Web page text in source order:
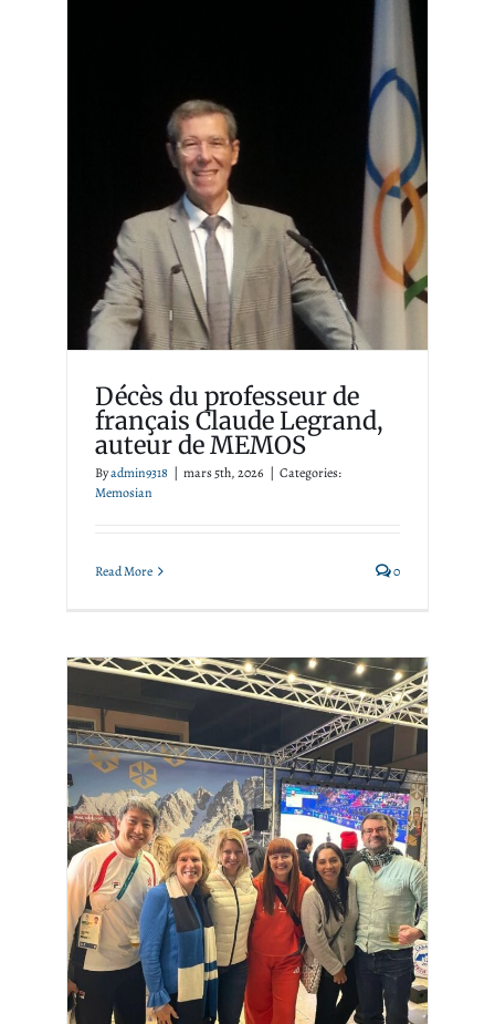
Décès du professeur de
français Claude Legrand,
auteur de MEMOS
Memosian
Décès du professeur de
français Claude Legrand,
auteur de MEMOS
Byadmin9318 | mars 5th, 2026 | Categories:
Memosian
Read More 0
MEMOS aux Jeux
olympiques d’hiver de
Milan Cortina 2026
Memosian